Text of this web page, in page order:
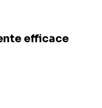
efficace